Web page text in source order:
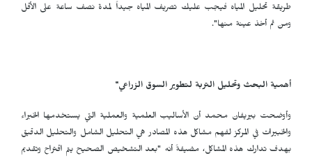
طريقة تحليل المياه فيجب عليك تصريف المياه جيداً لمدة نصف ساعة على الأقل
ومن ثم أخذ عينة منها".
أهمية البحث وتحليل التربة لتطوير السوق الزراعي"
وأوضحت بيريفان محمد أن الأساليب العلمية والعملية التي يستخدمها الخبراء
والخبيرات في المركز لفهم مشاكل هذه المصادر هي التحليل الشامل والتحليل الدقيق
بهدف تدارك هذه المشاكل، مضيفةً أنه "بعد التشخيص الصحيح يتم اقتراح وتقديم